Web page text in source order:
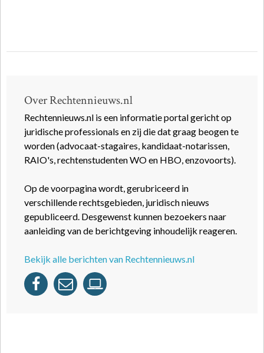
Over Rechtennieuws.nl
Rechtennieuws.nl is een informatie portal gericht op
juridische professionals en zij die dat graag beogen te
worden (advocaat-stagaires, kandidaat-notarissen,
RAIO's, rechtenstudenten WO en HBO, enzovoorts).
Op de voorpagina wordt, gerubriceerd in
verschillende rechtsgebieden, juridisch nieuws
gepubliceerd. Desgewenst kunnen bezoekers naar
aanleiding van de berichtgeving inhoudelijk reageren.
Bekijk alle berichten van Rechtennieuws.nl